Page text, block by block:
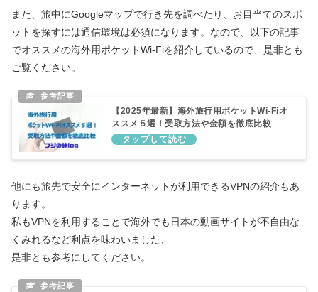
また、旅中にGoogleマップで行き先を調べたり、お目当てのスポ
ットを探すには通信環境は必須になります。なので、以下の記事
でオススメの海外用ポケットWi-Fiを紹介しているので、是非とも
ご覧ください。
【2025年最新】海外旅行用ポケットWi-Fiオ
ススメ５選！受取方法や金額を徹底比較
他にも旅先で安全にインターネットが利用できるVPNの紹介もあ
ります。
私もVPNを利用することで海外でも日本の動画サイトが不自由な
くみれるなど利点を味わいました、
是非とも参考にしてください。